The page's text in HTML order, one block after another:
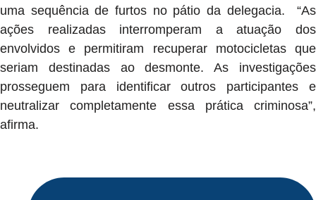
uma sequência de furtos no pátio da delegacia. “As
ações realizadas interromperam a atuação dos
envolvidos e permitiram recuperar motocicletas que
seriam destinadas ao desmonte. As investigações
prosseguem para identificar outros participantes e
neutralizar completamente essa prática criminosa”,
afirma.